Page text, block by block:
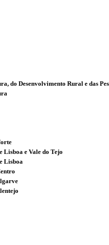
do Desenvolvimento Rural e das
Lisboa e Vale do Tejo
Lisboa